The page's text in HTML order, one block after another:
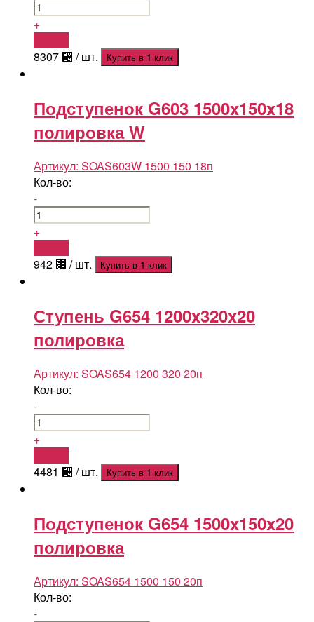
+
8307 ⃄ / шт. Купить в 1 клик
Подступенок G603 1500x150x18
полировка W
Артикул: SOAS603W 1500 150 18п
Кол-во:
-
+
942 ⃄ / шт. Купить в 1 клик
Ступень G654 1200x320x20
полировка
Артикул: SOAS654 1200 320 20п
Кол-во:
-
+
4481 ⃄ / шт. Купить в 1 клик
Подступенок G654 1500x150x20
полировка
Артикул: SOAS654 1500 150 20п
Кол-во:
-